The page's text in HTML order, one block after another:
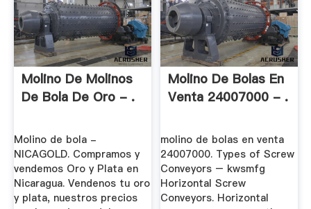
Molino De Molinos
De Bola De Oro - .
Molino de bola -
NICAGOLD. Compramos y
vendemos Oro y Plata en
Nicaragua. Vendenos tu oro
y plata, nuestros precios
Molino De Bolas En
Venta 24007000 - .
molino de bolas en venta
24007000. Types of Screw
Conveyors – kwsmfg
Horizontal Screw
Conveyors. Horizontal